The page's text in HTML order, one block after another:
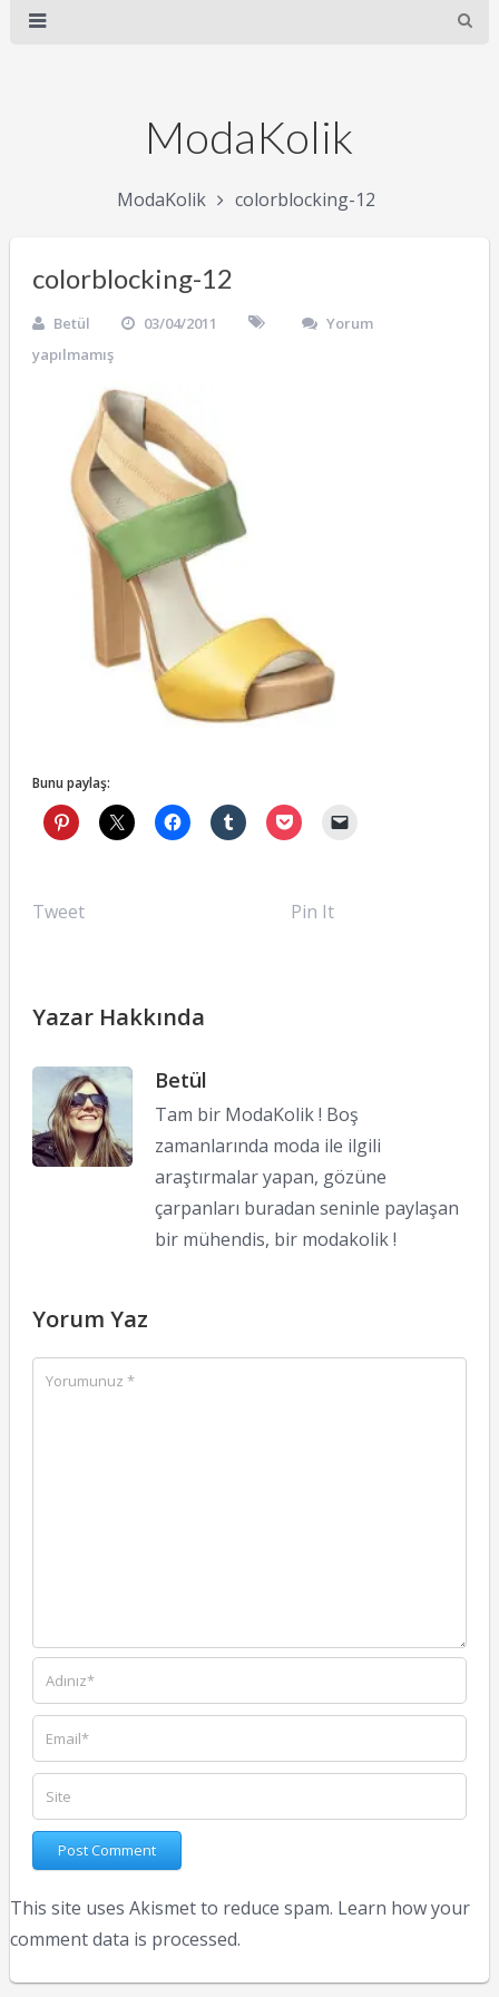
ModaKolik
ModaKolik colorblocking-12
colorblocking-12
Betül 03/04/2011
Yorum
yapılmamış
Bunu paylaş:
Tweet Pin It
Yazar Hakkında
Betül
Tam bir ModaKolik ! Boş
zamanlarında moda ile ilgili
araştırmalar yapan, gözüne
çarpanları buradan seninle paylaşan
bir mühendis, bir modakolik !
Yorum Yaz
This site uses Akismet to reduce spam. Learn how your
comment data is processed.